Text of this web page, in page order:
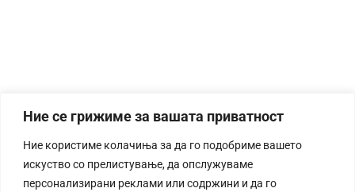
Ние се грижиме за вашата приватност
Ние користиме колачиња за да го подобриме вашето
искуство со прелистување, да опслужуваме
персонализирани реклами или содржини и да го